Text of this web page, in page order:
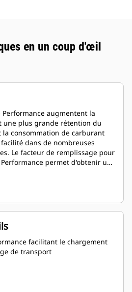
en un coup d'œil
Performance augmentent la
une plus grande rétention du
consommation de carburant
dans de nombreuses
Le facteur de remplissage pour
permet d'obtenir une
facilitant le chargement
de transport